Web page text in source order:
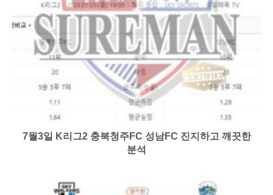
7월3일 K리그2 충북청주FC 성남FC 진지하고 깨끗한
분석